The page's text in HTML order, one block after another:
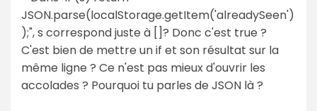
JSON.parse(localStorage.getItem('alreadySeen')
);", s correspond juste à []? Donc c'est true ?
C'est bien de mettre un if et son résultat sur la
même ligne ? Ce n'est pas mieux d'ouvrir les
accolades ? Pourquoi tu parles de JSON là ?